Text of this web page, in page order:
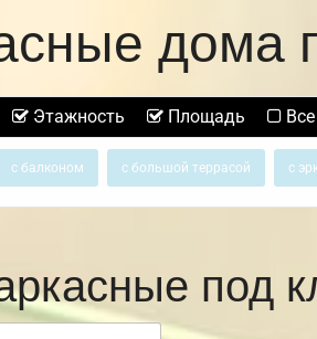
дома
Этажность Площадь Все
с балконом с большой террасой с
под